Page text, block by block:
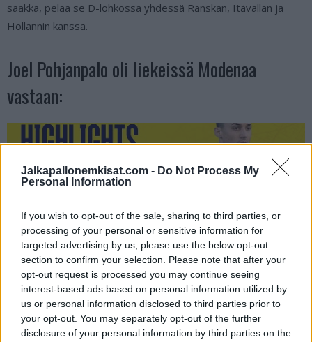
Jalkapallonemkisat.com - Do Not Process My
Personal Information
If you wish to opt-out of the sale, sharing to third parties, or
processing of your personal or sensitive information for
targeted advertising by us, please use the below opt-out
section to confirm your selection. Please note that after your
opt-out request is processed you may continue seeing
interest-based ads based on personal information utilized by
us or personal information disclosed to third parties prior to
your opt-out. You may separately opt-out of the further
disclosure of your personal information by third parties on the
saakka, pelaa se D-lohkossa yhdessä Ranskan, Itävallan ja
Hollannin kanssa.
Joel Pohjanpalo oli liekeissä Modenaa
vastaan:
Mikäli video ei näy, voit katsoa senModenanYouTube-
kanavalla.